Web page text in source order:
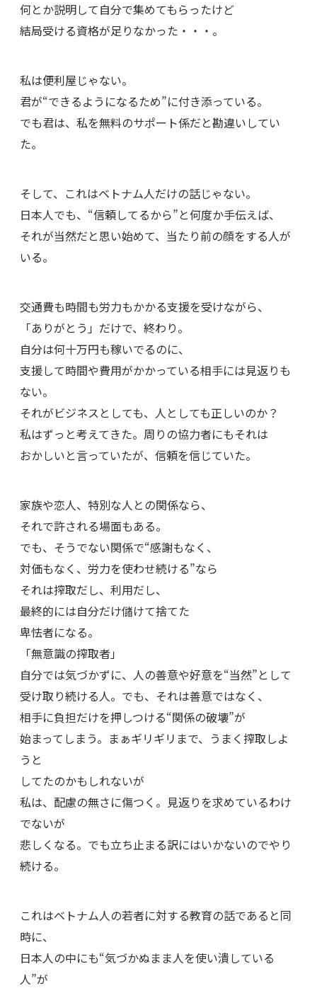
何とか説明して自分で集めてもらったけど
結局受ける資格が足りなかった・・・。
私は便利屋じゃない。
君が“できるようになるため”に付き添っている。
でも君は、私を無料のサポート係だと勘違いしてい
た。
そして、これはベトナム人だけの話じゃない。
日本人でも、“信頼してるから”と何度か手伝えば、
それが当然だと思い始めて、当たり前の顔をする人が
いる。
交通費も時間も労力もかかる支援を受けながら、
「ありがとう」だけで、終わり。
自分は何十万円も稼いでるのに、
支援して時間や費用がかかっている相手には見返りも
ない。
それがビジネスとしても、人としても正しいのか？
私はずっと考えてきた。周りの協力者にもそれは
おかしいと言っていたが、信頼を信じていた。
家族や恋人、特別な人との関係なら、
それで許される場面もある。
でも、そうでない関係で“感謝もなく、
対価もなく、労力を使わせ続ける”なら
それは搾取だし、利用だし、
最終的には自分だけ儲けて捨てた
卑怯者になる。
「無意識の搾取者」
自分では気づかずに、人の善意や好意を“当然”として
受け取り続ける人。でも、それは善意ではなく、
相手に負担だけを押しつける“関係の破壊”が
始まってしまう。まぁギリギリまで、うまく搾取しよ
うと
してたのかもしれないが
私は、配慮の無さに傷つく。見返りを求めているわけ
でないが
悲しくなる。でも立ち止まる訳にはいかないのでやり
続ける。
これはベトナム人の若者に対する教育の話であると同
時に、
日本人の中にも“気づかぬまま人を使い潰している
人”が